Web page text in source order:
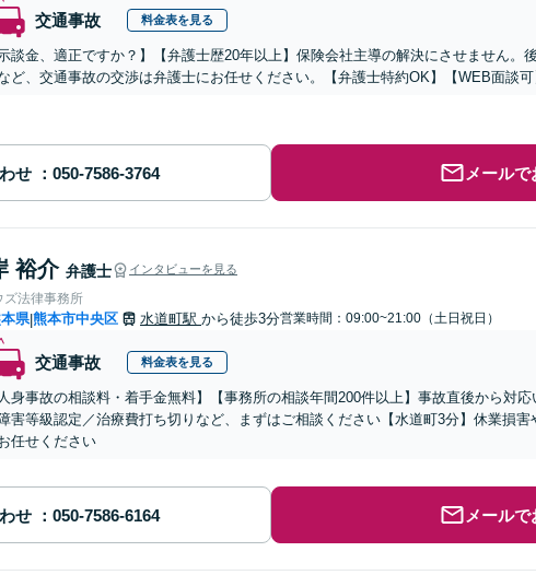
交通事故 料金表を見る
示談金、適正ですか？】【弁護士歴20年以上】保険会社主導の解決にさせません。
ど、交通事故の交渉は弁護士にお任せください。【弁護士特約OK】【WEB面談可
せ メール
裕介 弁護士 インタビューを見る
ズ法律事務所
県|熊本市中央区 水道町駅 から徒歩3分営業時間：09:00~21:00（土日祝日）
交通事故 料金表を見る
人身事故の相談料・着手金無料】【事務所の相談年間200件以上】事故直後から対
害等級認定／治療費打ち切りなど、まずはご相談ください【水道町3分】休業損
任せください
せ メール